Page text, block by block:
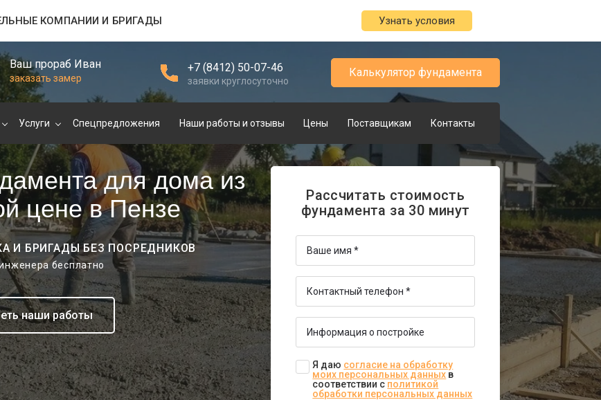
КОМПАНИИ И БРИГАДЫ Узнать условия
Ваш прораб Иван
заказать замер
+7 (8412) 50-07-46
заявки круглосуточно
Калькулятор фундамента
Услуги Спецпредложения Наши работы и отзывы Цены Поставщикам Контакты
для дома из
цене в Пензе
И БРИГАДЫ БЕЗ ПОСРЕДНИКОВ
бесплатно
наши работы
Рассчитать стоимость
фундамента за 30 минут
Я даю согласие на обработку
моих персональных данных в
соответствии с политикой
обработки персональных данных